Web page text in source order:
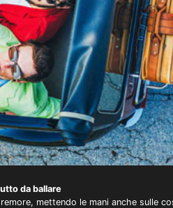
da ballare
mettendo le mani anche sulle